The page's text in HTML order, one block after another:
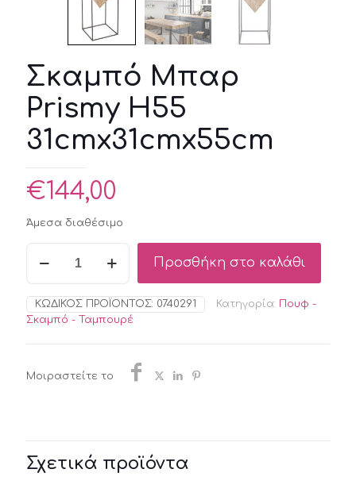
Σκαμπό Μπαρ
Prismy H55
31cmx31cmx55cm
€144,00
Άμεσα διαθέσιμο
Μπαρ
H55
31cmx31cmx55cm
ποσότητα
Προσθήκη στο καλάθι
ΚΩΔΙΚΌΣ ΠΡΟΪΌΝΤΟΣ: 0740291 Κατηγορία: Πουφ -
Σκαμπό - Ταμπουρέ
Μοιραστείτε το
Σχετικά προϊόντα